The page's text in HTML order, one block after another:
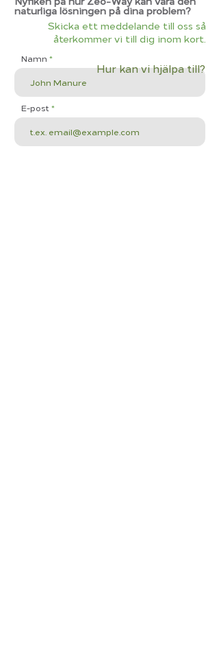
naturliga lösningen på dina problem?
Skicka ett meddelande till oss så
återkommer vi till dig inom kort.
Namn
E-post
Hur kan vi hjälpa till?